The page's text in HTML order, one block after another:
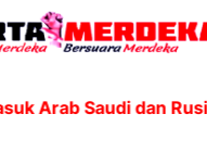
Saudi dan